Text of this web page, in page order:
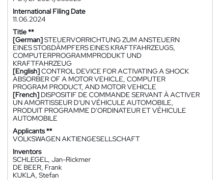
International Filing Date
11.06.2024
Title **
[German]STEUERVORRICHTUNG ZUM ANSTEUERN
EINES STOßDÄMPFERS EINES KRAFTFAHRZEUGS,
COMPUTERPROGRAMMPRODUKT UND
KRAFTFAHRZEUG
[English]CONTROL DEVICE FOR ACTIVATING A SHOCK
ABSORBER OF A MOTOR VEHICLE, COMPUTER
PROGRAM PRODUCT, AND MOTOR VEHICLE
[French] DISPOSITIF DE COMMANDE SERVANT À ACTIVER
UN AMORTISSEUR D'UN VÉHICULE AUTOMOBILE,
PRODUIT PROGRAMME D'ORDINATEUR ET VÉHICULE
AUTOMOBILE
Applicants **
VOLKSWAGEN AKTIENGESELLSCHAFT
Inventors
SCHLEGEL, Jan-Rickmer
DE BEER, Frank
KUKLA, Stefan